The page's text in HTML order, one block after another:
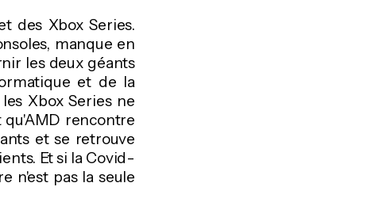
des Xbox Series.
manque en
les deux géants
et de la
Xbox Series ne
qu'AMD rencontre
et se retrouve
Et si la Covid-
n'est pas la seule